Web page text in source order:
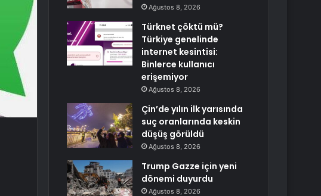
Ağustos 8, 2026
Türknet çöktü mü?
Türkiye genelinde
internet kesintisi:
Binlerce kullanıcı
erişemiyor
Ağustos 8, 2026
Çin’de yılın ilk yarısında
suç oranlarında keskin
düşüş görüldü
Ağustos 8, 2026
Trump Gazze için yeni
dönemi duyurdu
Ağustos 8, 2026